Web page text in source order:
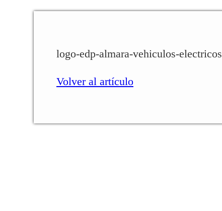
logo-edp-almara-vehiculos-electricos
Volver al artículo